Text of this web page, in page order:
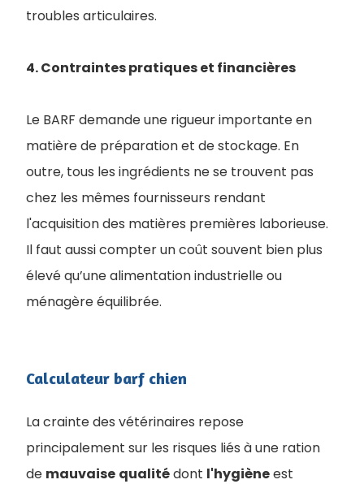
troubles articulaires.
4. Contraintes pratiques et financières
Le BARF demande une rigueur importante en
matière de préparation et de stockage. En
outre, tous les ingrédients ne se trouvent pas
chez les mêmes fournisseurs rendant
l'acquisition des matières premières laborieuse.
Il faut aussi compter un coût souvent bien plus
élevé qu’une alimentation industrielle ou
ménagère équilibrée.
Calculateur barf chien
La crainte des vétérinaires repose
principalement sur les risques liés à une ration
de mauvaise qualitédont l'hygièneest